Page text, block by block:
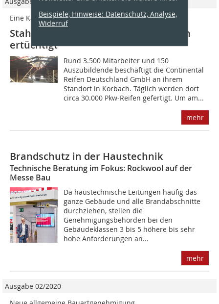
Beispiele, Hinweise: Datenschutz, Analyse,
Widerruf
Eine Kathedrale des leistungsstarken Brandschutzes
Stahlbauträger brandschutztechnisch
ertüchtigt
Rund 3.500 Mitarbeiter und 150
Auszubildende beschäftigt die Continental
Reifen Deutschland GmbH an ihrem
Standort in Korbach. Täglich werden dort
circa 30.000 Pkw-Reifen gefertigt. Um am...
mehr
Brandschutz in der Haustechnik
Technische Beratung im Fokus: Rockwool auf der
Messe Bau
Da haustechnische Leitungen häufig das
ganze Gebäude und alle Brandabschnitte
durchziehen, stellen die
Genehmigungsbehörden bei den
Gebäudeklassen 3 bis 5 höhere bis sehr
hohe Anforderungen an...
mehr
Ausgabe 02/2020